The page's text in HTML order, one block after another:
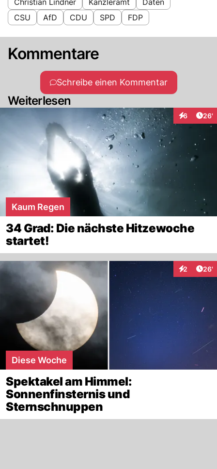
CSU
AfD CDU SPD FDP
Kommentare
Schreibe einen Kommentar
Weiterlesen
6 26'
Kaum Regen
34 Grad: Die nächste Hitzewoche
startet!
2 26'
Diese Woche
Spektakel am Himmel:
Sonnenfinsternis und
Sternschnuppen